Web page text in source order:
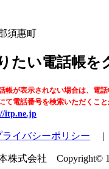
須惠町
たい電話帳
帳が表示されない場合は、電
電話番号を検索いただくこと
itp.ne.jp
ライバシーポリシー
株式会社 Copyright©